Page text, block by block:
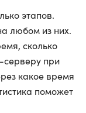
этапов.
любом из них.
сколько
серверу при
какое время
поможет